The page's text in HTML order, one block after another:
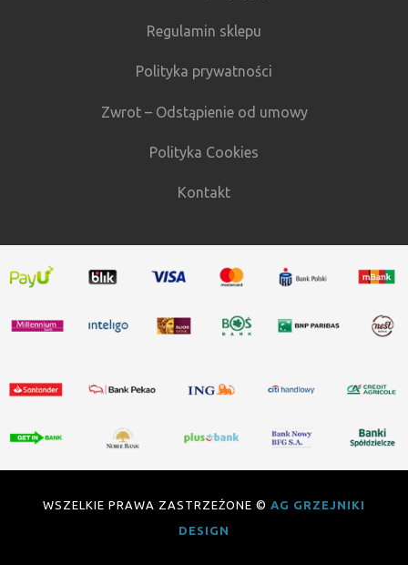
Regulamin sklepu
Polityka prywatności
Zwrot – Odstąpienie od umowy
Polityka Cookies
Kontakt
WSZELKIE PRAWA ZASTRZEŻONE © AG GRZEJNIKI
DESIGN